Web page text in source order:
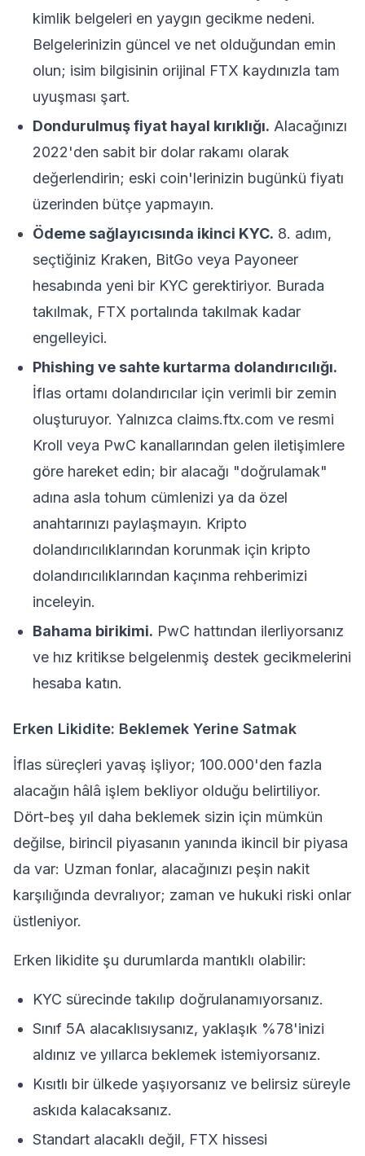
kimlik belgeleri en yaygın gecikme nedeni.
Belgelerinizin güncel ve net olduğundan emin
olun; isim bilgisinin orijinal FTX kaydınızla tam
uyuşması şart.
Dondurulmuş fiyat hayal kırıklığı. Alacağınızı
2022'den sabit bir dolar rakamı olarak
değerlendirin; eski coin'lerinizin bugünkü fiyatı
üzerinden bütçe yapmayın.
Ödeme sağlayıcısında ikinci KYC. 8. adım,
seçtiğiniz Kraken, BitGo veya Payoneer
hesabında yeni bir KYC gerektiriyor. Burada
takılmak, FTX portalında takılmak kadar
engelleyici.
Phishing ve sahte kurtarma dolandırıcılığı.
İflas ortamı dolandırıcılar için verimli bir zemin
oluşturuyor. Yalnızca claims.ftx.com ve resmi
Kroll veya PwC kanallarından gelen iletişimlere
göre hareket edin; bir alacağı "doğrulamak"
adına asla tohum cümlenizi ya da özel
anahtarınızı paylaşmayın. Kripto
dolandırıcılıklarından korunmak için kripto
dolandırıcılıklarından kaçınma rehberimizi
inceleyin.
Bahama birikimi. PwC hattından ilerliyorsanız
ve hız kritikse belgelenmiş destek gecikmelerini
hesaba katın.
Erken Likidite: Beklemek Yerine Satmak
İflas süreçleri yavaş işliyor; 100.000'den fazla
alacağın hâlâ işlem bekliyor olduğu belirtiliyor.
Dört-beş yıl daha beklemek sizin için mümkün
değilse, birincil piyasanın yanında ikincil bir piyasa
da var: Uzman fonlar, alacağınızı peşin nakit
karşılığında devralıyor; zaman ve hukuki riski onlar
üstleniyor.
Erken likidite şu durumlarda mantıklı olabilir:
KYC sürecinde takılıp doğrulanamıyorsanız.
Sınıf 5A alacaklısıysanız, yaklaşık %78'inizi
aldınız ve yıllarca beklemek istemiyorsanız.
Kısıtlı bir ülkede yaşıyorsanız ve belirsiz süreyle
askıda kalacaksanız.
Standart alacaklı değil, FTX hissesi